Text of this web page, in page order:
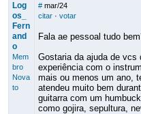
Log
os_
Fern
and
o
Mem
bro
Nova
to
# mar/24
citar· votar
Fala ae pessoal tudo
Gostaria da ajuda de
experiência com o
mais ou menos um ano,
atendeu muito bem
guitarra com um
como gojira, sepultura,